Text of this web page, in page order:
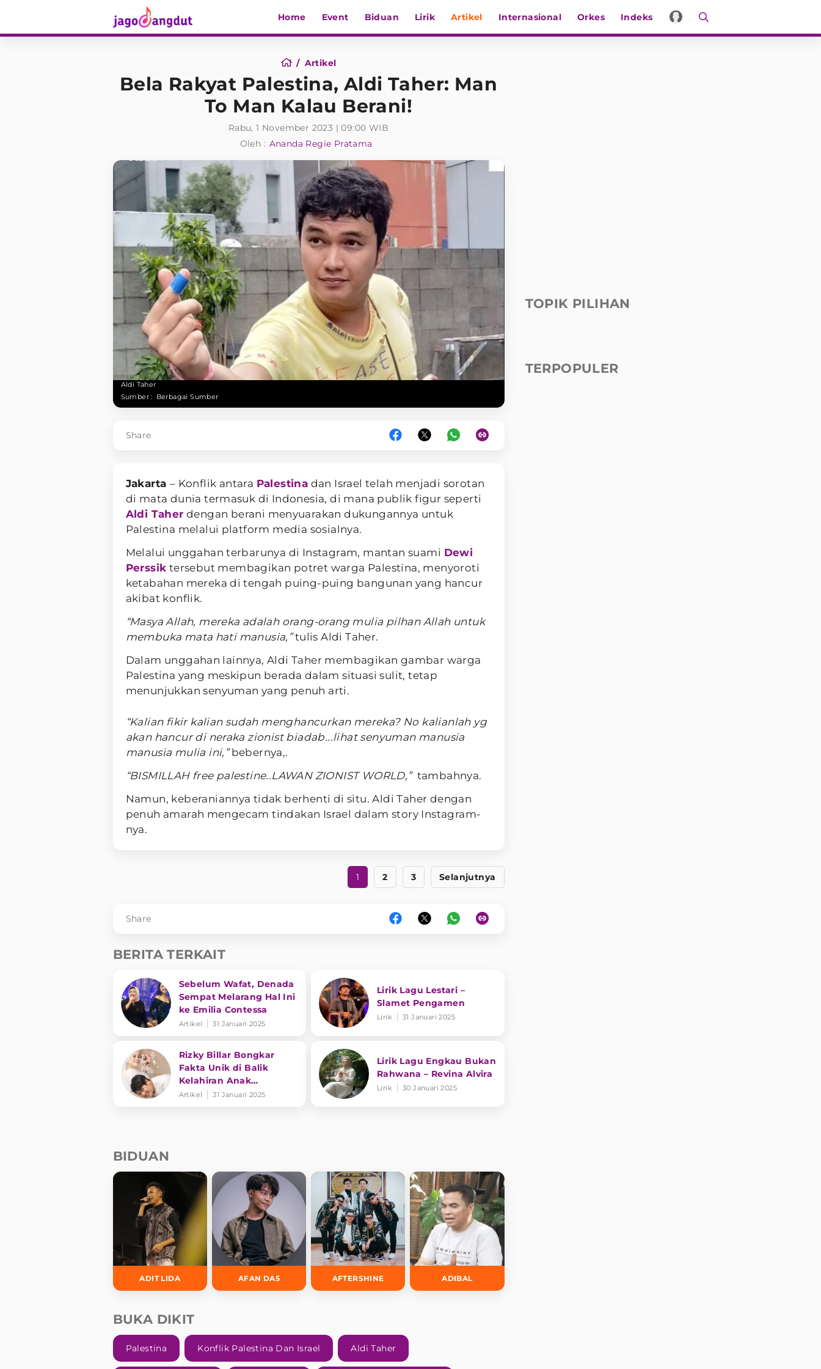
Home Event Biduan Lirik Artikel Internasional Orkes Indeks
Artikel
Bela Rakyat Palestina, Aldi Taher: Man
To Man Kalau Berani!
Rabu, 1 November 2023 | 09:00 WIB
Oleh : Ananda Regie Pratama
Aldi Taher
Sumber : Berbagai Sumber
Share
Jakarta – Konflik antara Palestina dan Israel telah menjadi sorotan
di mata dunia termasuk di Indonesia, di mana publik figur seperti
Aldi Taher dengan berani menyuarakan dukungannya untuk
Palestina melalui platform media sosialnya.
Melalui unggahan terbarunya di Instagram, mantan suami Dewi
Perssik tersebut membagikan potret warga Palestina, menyoroti
ketabahan mereka di tengah puing-puing bangunan yang hancur
akibat konflik.
“Masya Allah, mereka adalah orang-orang mulia pilhan Allah untuk
membuka mata hati manusia,”tulis Aldi Taher.
Dalam unggahan lainnya, Aldi Taher membagikan gambar warga
Palestina yang meskipun berada dalam situasi sulit, tetap
menunjukkan senyuman yang penuh arti.
“Kalian fikir kalian sudah menghancurkan mereka? No kalianlah yg
akan hancur di neraka zionist biadab...lihat senyuman manusia
manusia mulia ini,”bebernya,.
“BISMILLAH free palestine..LAWAN ZIONIST WORLD,” tambahnya.
Namun, keberaniannya tidak berhenti di situ. Aldi Taher dengan
penuh amarah mengecam tindakan Israel dalam story Instagram-
nya.
1 2 3 Selanjutnya
Share
BERITA TERKAIT
Sebelum Wafat, Denada
Sempat Melarang Hal Ini
ke Emilia Contessa
Artikel 31 Januari 2025
Lirik Lagu Lestari –
Slamet Pengamen
Lirik 31 Januari 2025
Rizky Billar Bongkar
Fakta Unik di Balik
Kelahiran Anak
Keduanya
Artikel 31 Januari 2025
Lirik Lagu Engkau Bukan
Rahwana – Revina Alvira
Lirik 30 Januari 2025
BIDUAN
ADIT LIDA AFAN DA5 AFTERSHINE ADIBAL
BUKA DIKIT
Palestina Konflik Palestina Dan Israel Aldi Taher
TOPIK PILIHAN
TERPOPULER